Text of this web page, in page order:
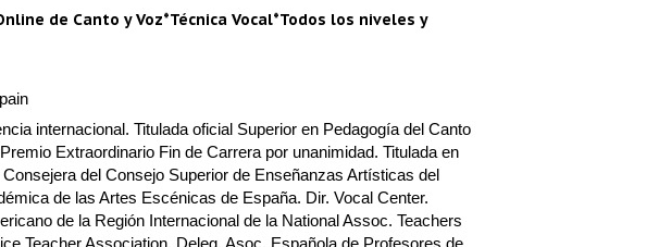
de Canto y Voz*Técnica Vocal*Todos los niveles y
internacional. Titulada oficial Superior en Pedagogía del Canto
Extraordinario Fin de Carrera por unanimidad. Titulada en
del Consejo Superior de Enseñanzas Artísticas del
de las Artes Escénicas de España. Dir. Vocal Center.
de la Región Internacional de la National Assoc. Teachers
Teacher Association. Deleg. Asoc. Española de Profesores de